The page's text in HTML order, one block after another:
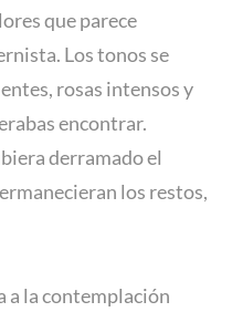
que parece
Los tonos se
rosas intensos y
encontrar.
derramado el
los restos,
a la contemplación